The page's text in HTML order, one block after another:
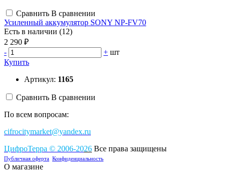
Сравнить В сравнении
Усиленный аккумулятор SONY NP-FV70
Есть в наличии (12)
2 290 ₽
-
+ шт
Купить
Артикул: 1165
Сравнить В сравнении
По всем вопросам:
cifrocitymarket@yandex.ru
ЦифроТерра © 2006-2026 Все права защищены
Публичная оферта Конфиденциальность
О магазине